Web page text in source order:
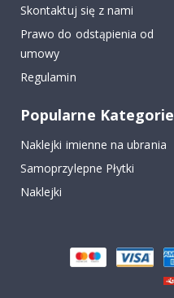
Skontaktuj się z nami
Prawo do odstąpienia od
umowy
Regulamin
Popularne Kategorie
Naklejki imienne na ubrania
Samoprzylepne Płytki
Naklejki